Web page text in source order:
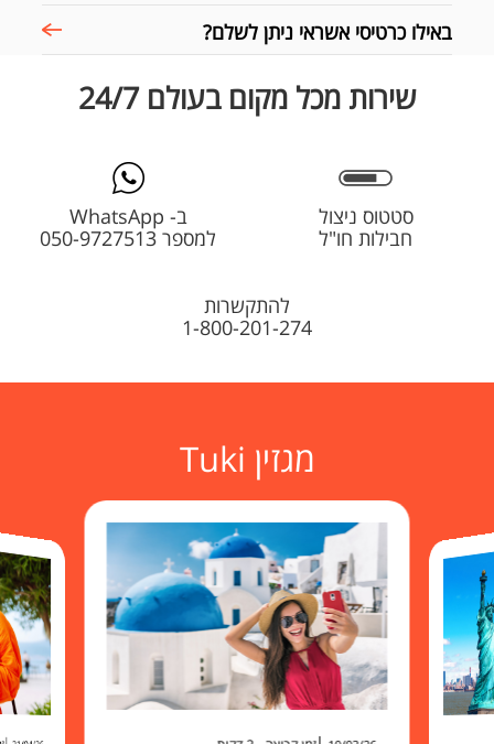
באילו כרטיסי אשראי ניתן לשלם?
שירות מכל מקום בעולם 24/7
סטטוס ניצול
חבילות חו"ל
ב- WhatsApp
למספר 050-9727513
להתקשרות
1-800-201-274
מגזין Tuki